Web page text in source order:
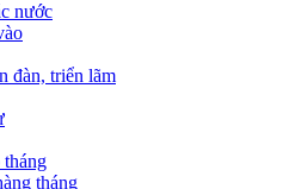
nước
đàn, triển lãm
tháng
tháng